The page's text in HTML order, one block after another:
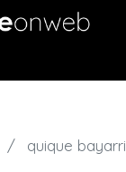
quique bayarri